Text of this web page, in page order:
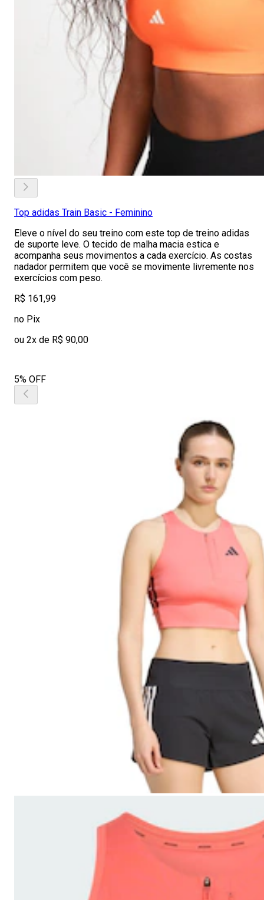
Top adidas Train Basic - Feminino
Eleve o nível do seu treino com este top de treino adidas
de suporte leve. O tecido de malha macia estica e
acompanha seus movimentos a cada exercício. As costas
nadador permitem que você se movimente livremente nos
exercícios com peso.
R$ 161,99
no Pix
ou 2x de R$ 90,00
5% OFF